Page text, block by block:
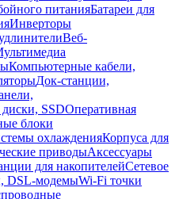
питанияБатареи для
Инверторы
Веб-
Компьютерные кабели,
Док-станции,
SSDОперативная
блоки
охлажденияКорпуса для
приводыАксессуары
для накопителейСетевое
DSL-модемыWi-Fi точки